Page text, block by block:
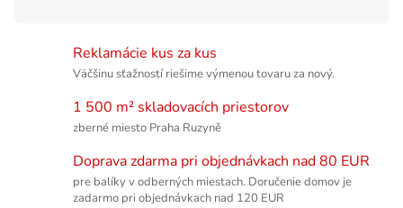
Reklamácie kus za kus
Väčšinu sťažností riešime výmenou tovaru za nový.
1 500 m² skladovacích priestorov
zberné miesto Praha Ruzyně
Doprava zdarma pri objednávkach nad 80 EUR
pre balíky v odberných miestach. Doručenie domov je
zadarmo pri objednávkach nad 120 EUR